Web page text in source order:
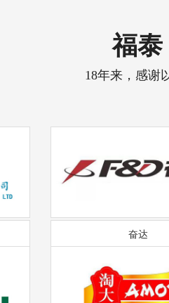
福泰
18年来，感谢
奋达